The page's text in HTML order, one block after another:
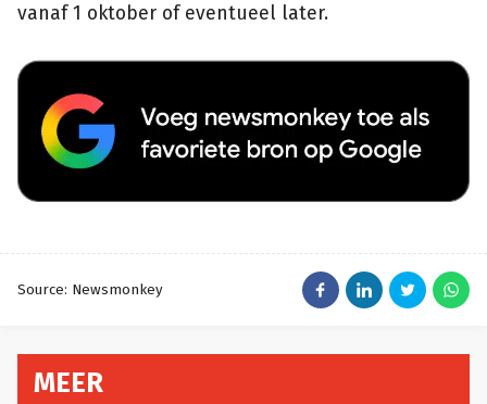
vanaf 1 oktober of eventueel later.
Source: Newsmonkey
MEER